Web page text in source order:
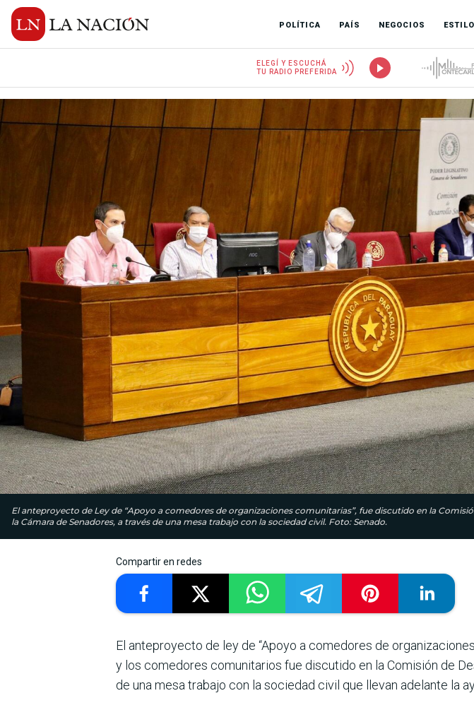
POLÍTICA PAÍS NEGOCIOS
ELEGÍ Y ESCUCHÁ
TU RADIO PREFERIDA
El anteproyecto de Ley de “Apoyo a comedores de organizaciones comunitarias”, fue discutido en la
la Cámara de Senadores, a través de una mesa trabajo con la sociedad civil. Foto: Senado.
Compartir en redes
El anteproyecto de ley de “Apoyo a comedores de
y los comedores comunitarios fue discutido en la Comisión de
de una mesa trabajo con la sociedad civil que llevan adelante la